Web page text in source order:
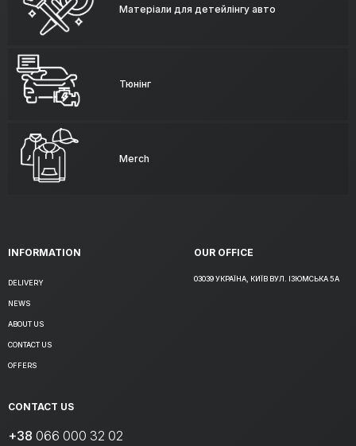
Матеріали для детейлінгу авто
Тюнінг
Merch
INFORMATION
DELIVERY
NEWS
ABOUT US
CONTACT US
OFFERS
OUR OFFICE
03039 УКРАЇНА, КИЇВ ВУЛ. ІЗЮМСЬКА 5А
CONTACT US
+38 066 000 32 02